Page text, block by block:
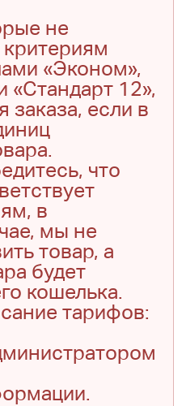
не
«Эконом»,
«Стандарт 12»,
заказа, если в
что
в
мы не
товар, а
будет
кошелька.
тарифов: